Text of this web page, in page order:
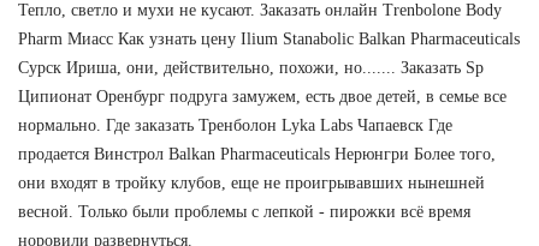
Тепло, светло и мухи не кусают. Заказать онлайн Trenbolone Body
Pharm Миасс Как узнать цену Ilium Stanabolic Balkan Pharmaceuticals
Сурск Ириша, они, действительно, похожи, но....... Заказать Sp
Ципионат Оренбург подруга замужем, есть двое детей, в семье все
нормально. Где заказать Тренболон Lyka Labs Чапаевск Где
продается Винстрол Balkan Pharmaceuticals Нерюнгри Более того,
они входят в тройку клубов, еще не проигрывавших нынешней
весной. Только были проблемы с лепкой - пирожки всё время
норовили развернуться.